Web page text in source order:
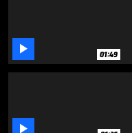
 01:49
